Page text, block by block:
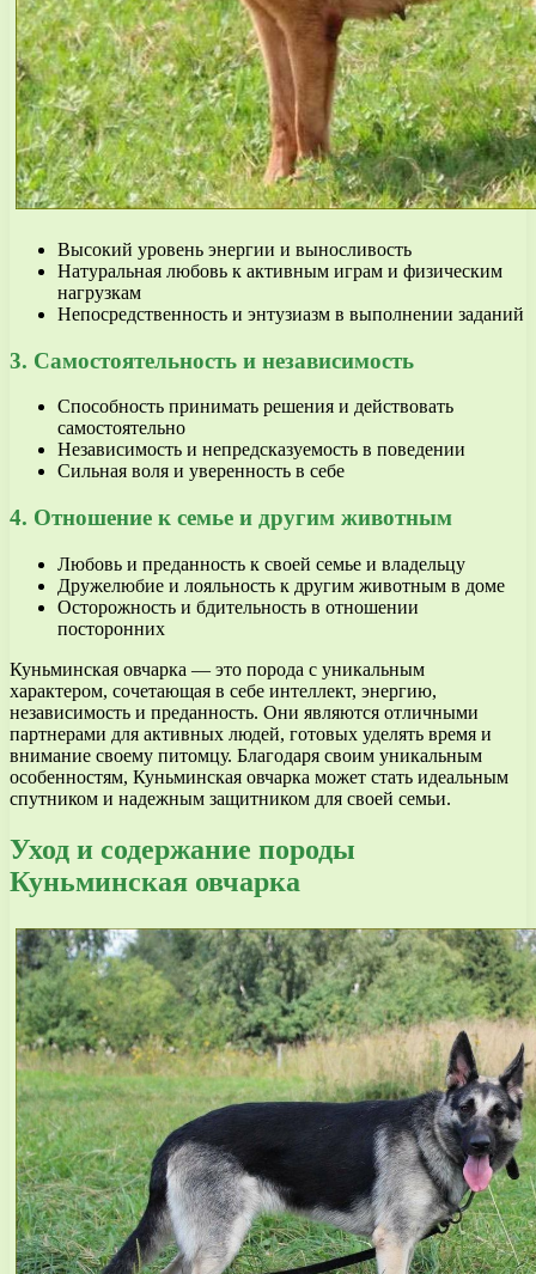
Высокий уровень энергии и выносливость
Натуральная любовь к активным играм и физическим
нагрузкам
Непосредственность и энтузиазм в выполнении заданий
3. Самостоятельность и независимость
Способность принимать решения и действовать
самостоятельно
Независимость и непредсказуемость в поведении
Сильная воля и уверенность в себе
4. Отношение к семье и другим животным
Любовь и преданность к своей семье и владельцу
Дружелюбие и лояльность к другим животным в доме
Осторожность и бдительность в отношении
посторонних
Куньминская овчарка — это порода с уникальным
характером, сочетающая в себе интеллект, энергию,
независимость и преданность. Они являются отличными
партнерами для активных людей, готовых уделять время и
внимание своему питомцу. Благодаря своим уникальным
особенностям, Куньминская овчарка может стать идеальным
спутником и надежным защитником для своей семьи.
Уход и содержание породы
Куньминская овчарка